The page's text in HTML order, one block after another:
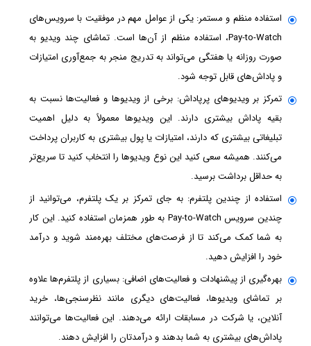
استفاده منظم و مستمر: یکی از عوامل مهم در موفقیت با سرویس‌های
Pay-to-Watch، استفاده منظم از آن‌ها است. تماشای چند ویدیو به
صورت روزانه یا هفتگی می‌تواند به تدریج منجر به جمع‌آوری امتیازات
و پاداش‌های قابل توجه شود.
تمرکز بر ویدیوهای پرپاداش: برخی از ویدیوها و فعالیت‌ها نسبت به
بقیه پاداش بیشتری دارند. این ویدیوها معمولاً به دلیل اهمیت
تبلیغاتی بیشتری که دارند، امتیازات یا پول بیشتری به کاربران پرداخت
می‌کنند. همیشه سعی کنید این نوع ویدیوها را انتخاب کنید تا سریع‌تر
به حداقل برداشت برسید.
استفاده از چندین پلتفرم: به جای تمرکز بر یک پلتفرم، می‌توانید از
چندین سرویس Pay-to-Watch به طور همزمان استفاده کنید. این کار
به شما کمک می‌کند تا از فرصت‌های مختلف بهره‌مند شوید و درآمد
خود را افزایش دهید.
بهره‌گیری از پیشنهادات و فعالیت‌های اضافی: بسیاری از پلتفرم‌ها علاوه
بر تماشای ویدیوها، فعالیت‌های دیگری مانند نظرسنجی‌ها، خرید
آنلاین، یا شرکت در مسابقات ارائه می‌دهند. این فعالیت‌ها می‌توانند
پاداش‌های بیشتری به شما بدهند و درآمدتان را افزایش دهند.